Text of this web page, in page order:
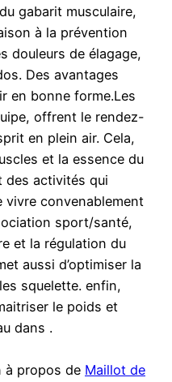
gabarit musculaire,
à la prévention
douleurs de élagage,
Des avantages
en bonne forme.Les
offrent le rendez-
en plein air. Cela,
et la essence du
des activités qui
vivre convenablement
sport/santé,
et la régulation du
aussi d’optimiser la
squelette. enfin,
le poids et
dans .
à propos de Maillot de